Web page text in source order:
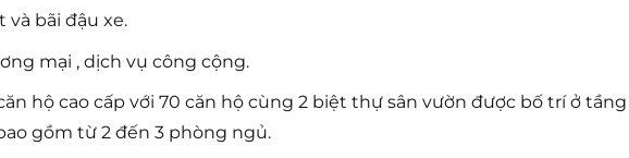
và bãi đậu xe.
mại , dịch vụ công cộng.
hộ cao cấp với 70 căn hộ cùng 2 biệt thự sân vườn được bố trí ở
gồm từ 2 đến 3 phòng ngủ.